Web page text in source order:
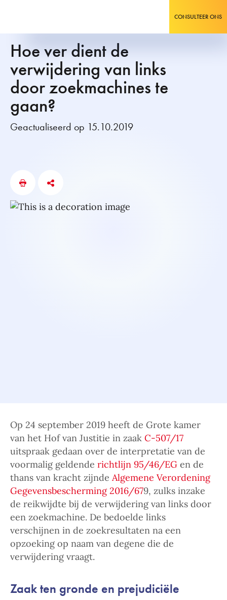
CONSULTEER ONS
Hoe ver dient de
verwijdering van links
door zoekmachines te
gaan?
Geactualiseerd op 15.10.2019
Op 24 september 2019 heeft de Grote kamer
van het Hof van Justitie in zaak C-507/17
uitspraak gedaan over de interpretatie van de
voormalig geldende richtlijn 95/46/EG en de
thans van kracht zijnde Algemene Verordening
Gegevensbescherming 2016/679, zulks inzake
de reikwijdte bij de verwijdering van links door
een zoekmachine. De bedoelde links
verschijnen in de zoekresultaten na een
opzoeking op naam van degene die de
verwijdering vraagt.
Zaak ten gronde en prejudiciële